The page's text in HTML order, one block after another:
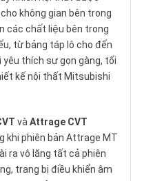
không gian bên trong
các chất liệu bên trong
từ bảng táp lô cho đến
yêu thích sự gọn gàng, tối
kế nội thất Mitsubishi
và Attrage CVT
khi phiên bản Attrage MT
ra vô lăng tất cả phiên
trang bị điều khiển âm